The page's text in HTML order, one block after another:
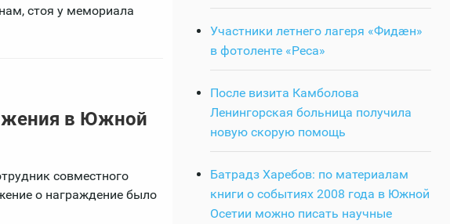
стоя у мемориала
в Южной
совместного
о награждение было
Участники летнего лагеря «Фидӕн»
в фотоленте «Реса»
После визита Камболова
Ленингорская больница получила
новую скорую помощь
Батрадз Харебов: по материалам
книги о событиях 2008 года в Южной
Осетии можно писать научные